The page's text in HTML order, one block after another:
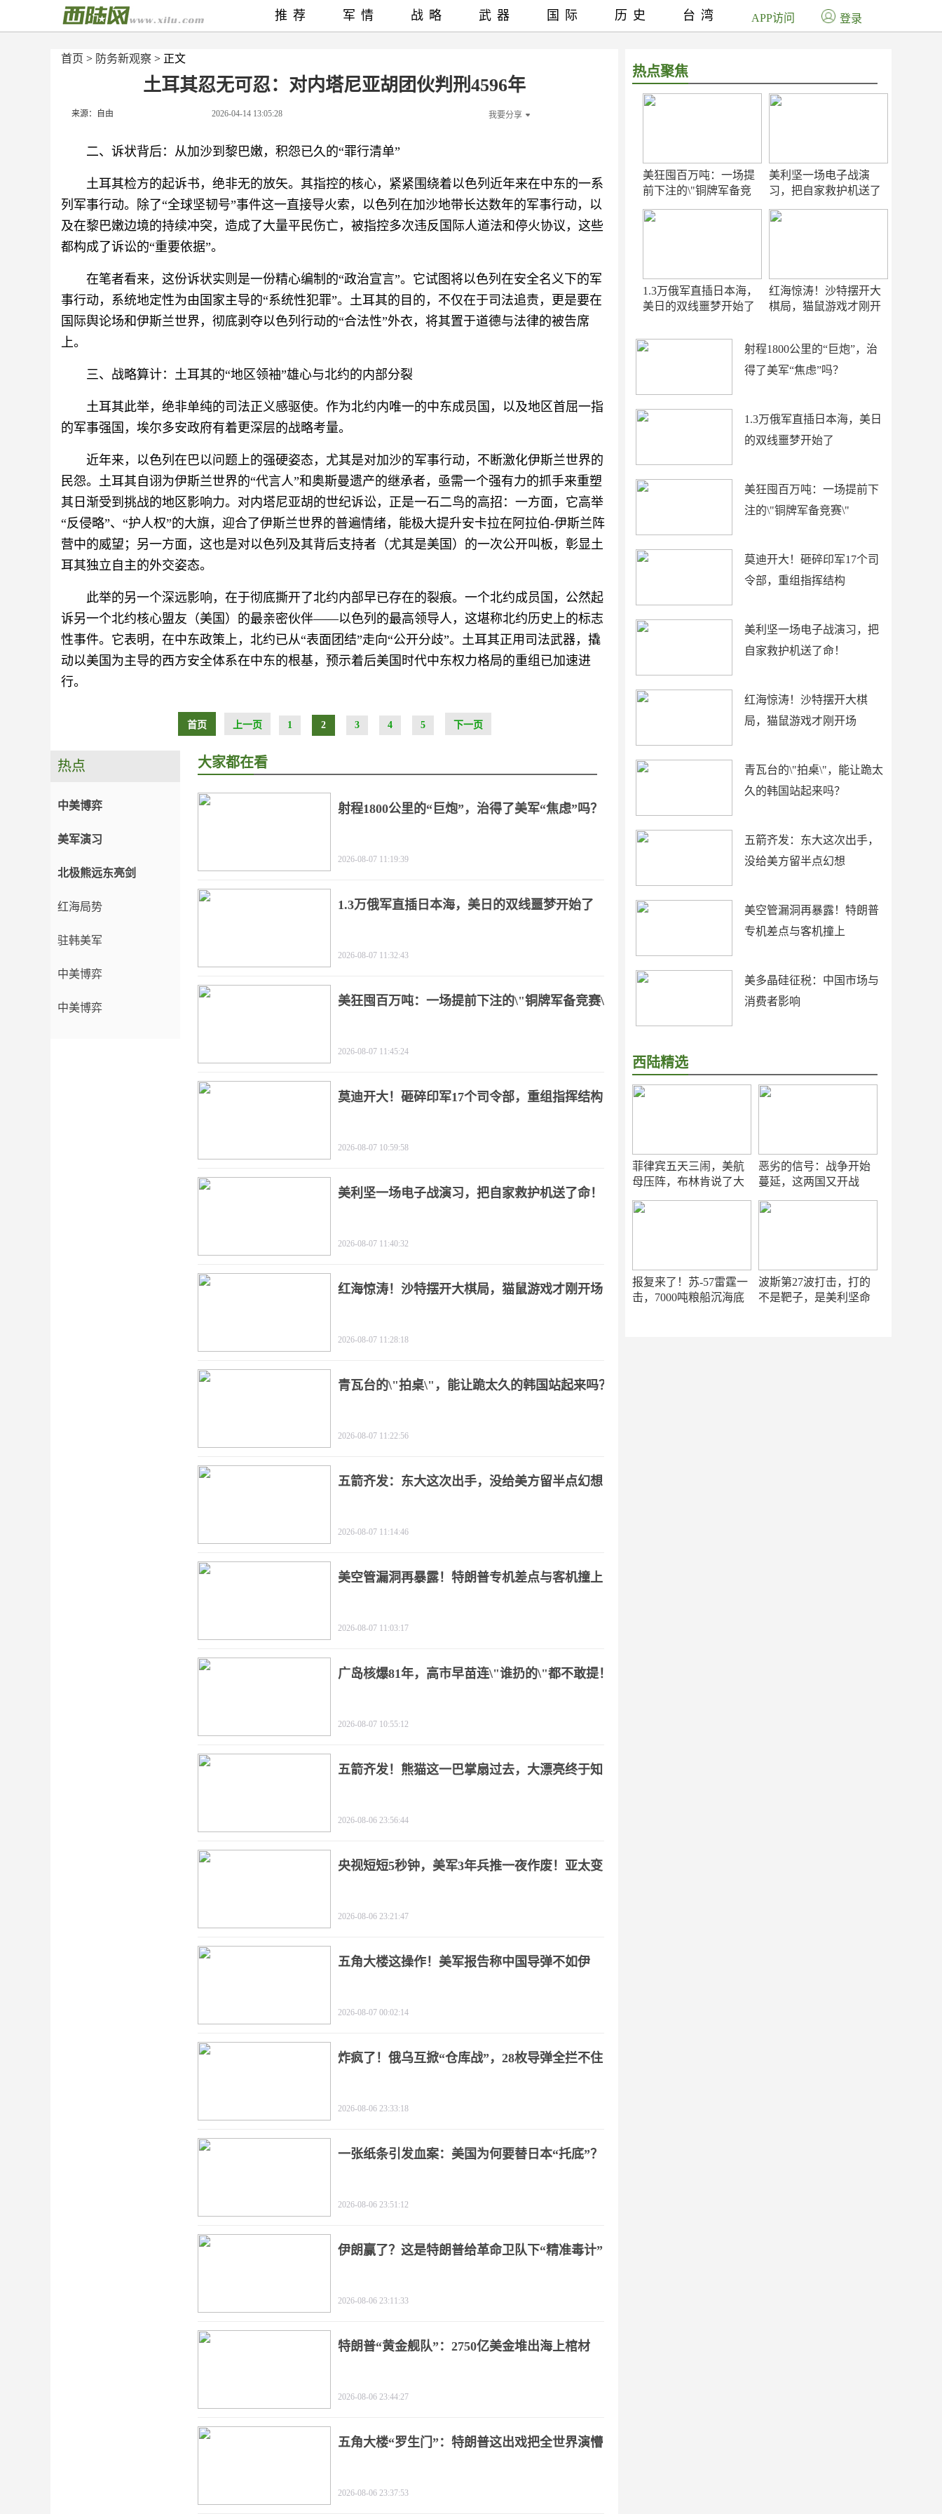
首页 > 防务新观察 > 正文
土耳其忍无可忍：对内塔尼亚胡团伙判刑4596年
来源：自由 2026-04-14 13:05:28 我要分享
二、诉状背后：从加沙到黎巴嫩，积怨已久的“罪行清单”‍
土耳其检方的起诉书，绝非无的放矢。其指控的核心，紧紧围绕着以色列近年来在中东的一系
列军事行动。除了“全球坚韧号”事件这一直接导火索，以色列在加沙地带长达数年的军事行动，以
及在黎巴嫩边境的持续冲突，造成了大量平民伤亡，被指控多次违反国际人道法和停火协议，这些
都构成了诉讼的“重要依据”。
在笔者看来，这份诉状实则是一份精心编制的“政治宣言”。它试图将以色列在安全名义下的军
事行动，系统地定性为由国家主导的“系统性犯罪”。土耳其的目的，不仅在于司法追责，更是要在
国际舆论场和伊斯兰世界，彻底剥夺以色列行动的“合法性”外衣，将其置于道德与法律的被告席
上。
三、战略算计：土耳其的“地区领袖”雄心与北约的内部分裂
土耳其此举，绝非单纯的司法正义感驱使。作为北约内唯一的中东成员国，以及地区首屈一指
的军事强国，埃尔多安政府有着更深层的战略考量。
近年来，以色列在巴以问题上的强硬姿态，尤其是对加沙的军事行动，不断激化伊斯兰世界的
民怨。土耳其自诩为伊斯兰世界的“代言人”和奥斯曼遗产的继承者，亟需一个强有力的抓手来重塑
其日渐受到挑战的地区影响力。对内塔尼亚胡的世纪诉讼，正是一石二鸟的高招：一方面，它高举
“反侵略”、“护人权”的大旗，迎合了伊斯兰世界的普遍情绪，能极大提升安卡拉在阿拉伯-伊斯兰阵
营中的威望；另一方面，这也是对以色列及其背后支持者（尤其是美国）的一次公开叫板，彰显土
耳其独立自主的外交姿态。
此举的另一个深远影响，在于彻底撕开了北约内部早已存在的裂痕。一个北约成员国，公然起
诉另一个北约核心盟友（美国）的最亲密伙伴——以色列的最高领导人，这堪称北约历史上的标志
性事件。它表明，在中东政策上，北约已从“表面团结”走向“公开分歧”。土耳其正用司法武器，撬
动以美国为主导的西方安全体系在中东的根基，预示着后美国时代中东权力格局的重组已加速进
行。
首页 上一页 1 2 3 4 5 下一页
热点聚焦
美狂囤百万吨：一场提
前下注的\"铜牌军备竞
美利坚一场电子战演
习，把自家救护机送了
1.3万俄军直插日本海，
美日的双线噩梦开始了
红海惊涛！沙特摆开大
棋局，猫鼠游戏才刚开
射程1800公里的“巨炮”，治
得了美军“焦虑”吗？
1.3万俄军直插日本海，美日
的双线噩梦开始了
美狂囤百万吨：一场提前下
注的\"铜牌军备竞赛\"
莫迪开大！砸碎印军17个司
令部，重组指挥结构
美利坚一场电子战演习，把
自家救护机送了命！
红海惊涛！沙特摆开大棋
局，猫鼠游戏才刚开场
青瓦台的\"拍桌\"，能让跪太
久的韩国站起来吗？
五箭齐发：东大这次出手，
没给美方留半点幻想
美空管漏洞再暴露！特朗普
专机差点与客机撞上
美多晶硅征税：中国市场与
消费者影响
西陆精选
菲律宾五天三闹，美航
母压阵，布林肯说了大
恶劣的信号：战争开始
蔓延，这两国又开战
报复来了！苏-57雷霆一
击，7000吨粮船沉海底
波斯第27波打击，打的
不是靶子，是美利坚命
推荐 军情 战略 武器 国际 历史 台湾 APP访问 登录
热点
中美博弈
美军演习
北极熊远东亮剑
红海局势
驻韩美军
中美博弈
中美博弈
大家都在看
射程1800公里的“巨炮”，治得了美军“焦虑”吗？
2026-08-07 11:19:39
1.3万俄军直插日本海，美日的双线噩梦开始了
2026-08-07 11:32:43
美狂囤百万吨：一场提前下注的\"铜牌军备竞赛\"
2026-08-07 11:45:24
莫迪开大！砸碎印军17个司令部，重组指挥结构
2026-08-07 10:59:58
美利坚一场电子战演习，把自家救护机送了命！
2026-08-07 11:40:32
红海惊涛！沙特摆开大棋局，猫鼠游戏才刚开场
2026-08-07 11:28:18
青瓦台的\"拍桌\"，能让跪太久的韩国站起来吗？
2026-08-07 11:22:56
五箭齐发：东大这次出手，没给美方留半点幻想
2026-08-07 11:14:46
美空管漏洞再暴露！特朗普专机差点与客机撞上
2026-08-07 11:03:17
广岛核爆81年，高市早苗连\"谁扔的\"都不敢提！
2026-08-07 10:55:12
五箭齐发！熊猫这一巴掌扇过去，大漂亮终于知
2026-08-06 23:56:44
央视短短5秒钟，美军3年兵推一夜作废！亚太变
2026-08-06 23:21:47
五角大楼这操作！美军报告称中国导弹不如伊
2026-08-07 00:02:14
炸疯了！俄乌互掀“仓库战”，28枚导弹全拦不住
2026-08-06 23:33:18
一张纸条引发血案：美国为何要替日本“托底”？
2026-08-06 23:51:12
伊朗赢了？这是特朗普给革命卫队下“精准毒计”
2026-08-06 23:11:33
特朗普“黄金舰队”：2750亿美金堆出海上棺材
2026-08-06 23:44:27
五角大楼“罗生门”：特朗普这出戏把全世界演懵
2026-08-06 23:37:53